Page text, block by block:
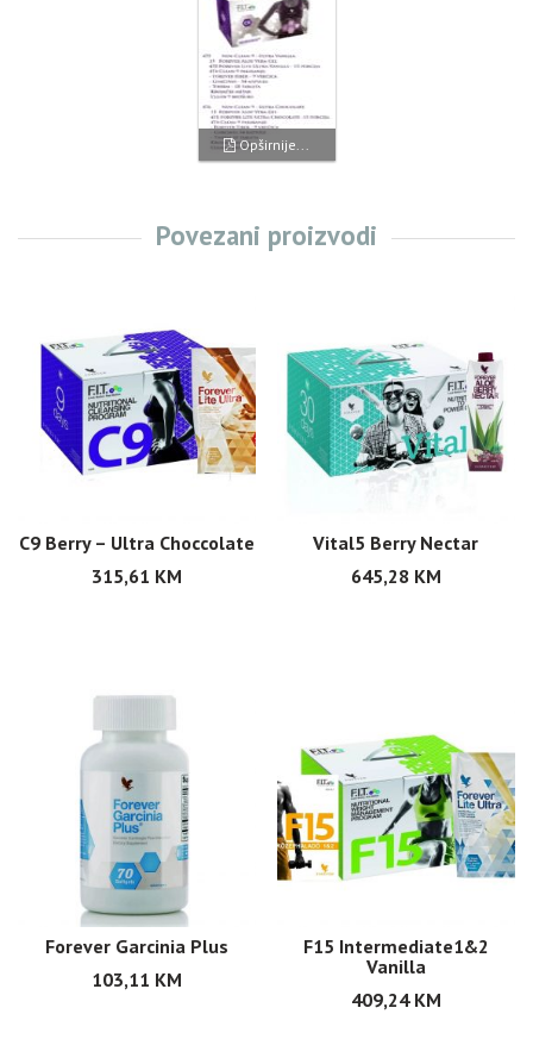
Opširnije...
Povezani proizvodi
C9 Berry – Ultra Choccolate
315,61 KM
Vital5 Berry Nectar
645,28 KM
Forever Garcinia Plus
103,11 KM
F15 Intermediate1&2
Vanilla
409,24 KM